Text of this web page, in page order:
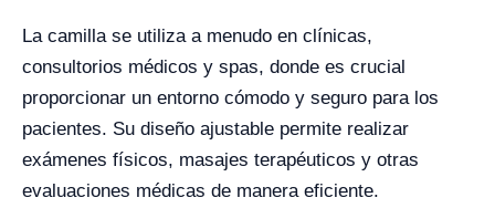
La camilla se utiliza a menudo en clínicas,
consultorios médicos y spas, donde es crucial
proporcionar un entorno cómodo y seguro para los
pacientes. Su diseño ajustable permite realizar
exámenes físicos, masajes terapéuticos y otras
evaluaciones médicas de manera eficiente.